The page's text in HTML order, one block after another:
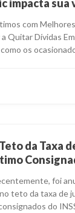
impacta sua
com
Quitar Dívidas
os
da Taxa
foi
teto da taxa de
do